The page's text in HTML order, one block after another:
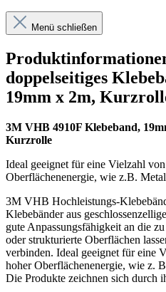
Menü schließen
doppelseitiges
19mm x 2m,
3M VHB 4910F Klebeband,
Kurzrolle
Ideal geeignet für eine Vielzahl
Oberflächenenergie, wie z.B.
3M VHB Hochleistungs-
Klebebänder aus
gute Anpassungsfähigkeit an die
oder strukturierte Oberflächen
verbinden. Ideal geeignet für eine
hoher Oberflächenenergie, wie z.
Die Produkte zeichnen sich durch